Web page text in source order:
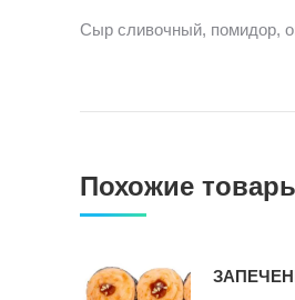
Сыр сливочный, помидор,
Похожие